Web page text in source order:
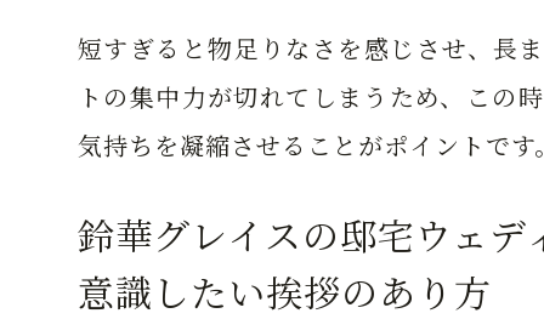
短すぎると物足りなさを感じさせ、長
トの集中力が切れてしまうため、この
気持ちを凝縮させることがポイントです
鈴華グレイスの邸宅ウェデ
意識したい挨拶のあり方